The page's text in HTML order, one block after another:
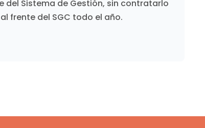
del Sistema de Gestión, sin contratarlo
frente del SGC todo el año.